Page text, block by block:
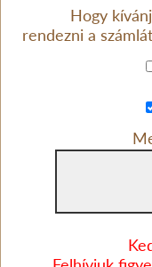
Hogy
rendezni a